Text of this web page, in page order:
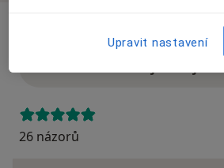
26 názorů
Upravit nastavení